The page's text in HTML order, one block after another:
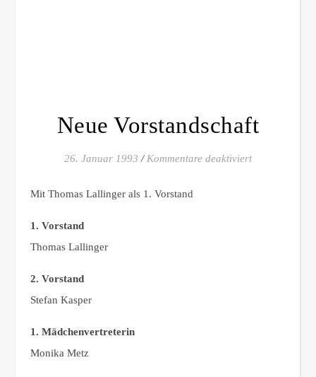
Neue Vorstandschaft
26. Januar 1993 / Kommentare deaktiviertfür Neue
Mit Thomas Lallinger als 1. Vorstand
1. Vorstand
Thomas Lallinger
2. Vorstand
Stefan Kasper
1. Mädchenvertreterin
Monika Metz